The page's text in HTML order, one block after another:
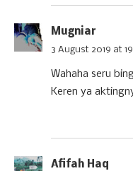
Mugniar
3 August 2019 at
Wahaha seru
Keren ya
Afifah Haq